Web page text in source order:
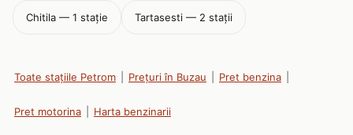
Chitila — 1 stație Tartasesti — 2 stații
Toate stațiile Petrom Prețuri în Buzau Pret benzina
Pret motorina Harta benzinarii